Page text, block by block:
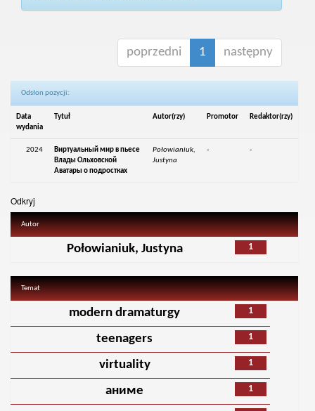
poprzedni 1 następny
Odsłon pozycji:
Data
wydania
Tytuł Autor(rzy) Promotor Redaktor(rzy)
2024
Виртуальный мир в пьесе
Влады Ольховской
Аватары о подростках
Połowianiuk,
Justyna
- -
Odkryj
Autor
1
Połowianiuk, Justyna
Temat
1
modern dramaturgy
1
teenagers
1
virtuality
1
аниме